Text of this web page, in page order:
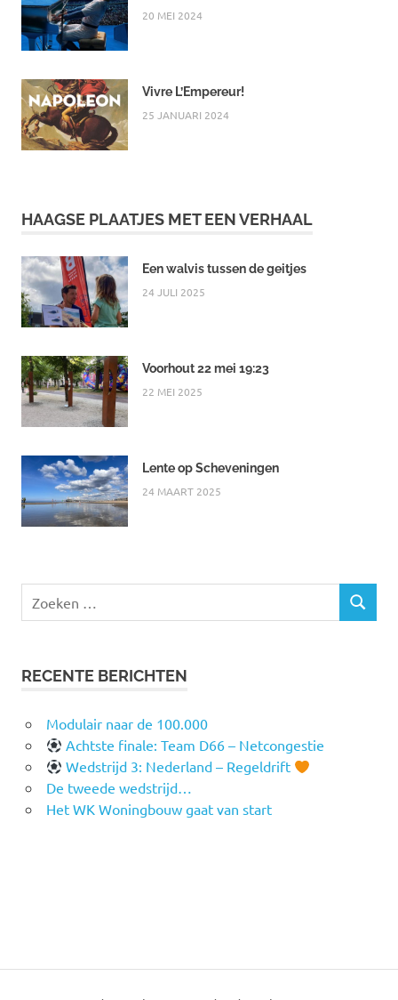
20 MEI 2024
Vivre L’Empereur!
25 JANUARI 2024
HAAGSE PLAATJES MET EEN VERHAAL
Een walvis tussen de geitjes
24 JULI 2025
Voorhout 22 mei 19:23
22 MEI 2025
Lente op Scheveningen
24 MAART 2025
naar:
ZOEKEN
RECENTE BERICHTEN
Modulair naar de 100.000
Achtste finale: Team D66 – Netcongestie
Wedstrijd 3: Nederland – Regeldrift
De tweede wedstrijd…
Het WK Woningbouw gaat van start